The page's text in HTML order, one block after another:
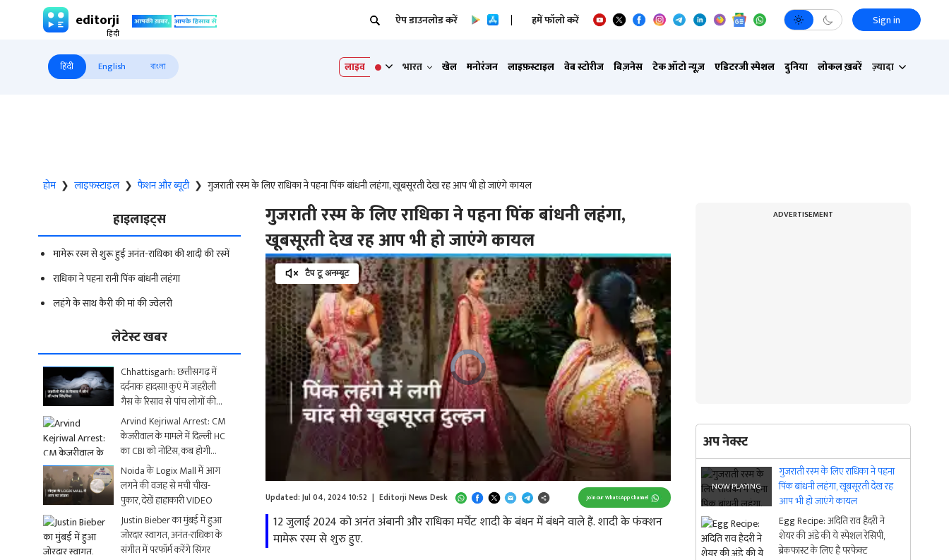
editorji ऐप डाउनलोड करें हमें फॉलो करें Sign in
हिंदी English বাংলা लाइव भारत खेल मनोरंजन लाइफ़स्टाइल वेब स्टोरीज बिज़नेस टेक ऑटो न्यूज़ एडिटरजी स्पेशल दुनिया लोकल ख़बरें ज़्यादा
होम ❯ लाइफ़स्टाइल ❯ फैशन और ब्यूटी ❯ गुजराती रस्म के लिए राधिका ने पहना पिंक बांधनी लहंगा, खूबसूरती देख रह आप भी हो जाएंगे कायल
हाइलाइट्स
मामेरू रस्म से शुरू हुई अनंत-राधिका की शादी की रस्में
राधिका ने पहना रानी पिंक बांधनी लहंगा
लहंगे के साथ कैरी की मां की ज्वेलरी
लेटेस्ट खबर
Chhattisgarh: छत्तीसगढ़ में
दर्दनाक हादसा! कुएं में जहरीली
गैस के रिसाव से पांच लोगों की
मौत
Arvind Kejriwal Arrest: CM
केजरीवाल के मामले में दिल्ली HC
का CBI को नोटिस, कब होगी
अगली सुनवाई?
Noida के Logix Mall में आग
लगने की वजह से मची चीख-
पुकार, देखें हाहाकारी VIDEO
Justin Bieber का मुंबई में हुआ
जोरदार स्वागत, अनंत-राधिका के
संगीत में परफॉर्म करेंगे सिंगर
गुजराती रस्म के लिए राधिका ने पहना पिंक बांधनी लहंगा,
खूबसूरती देख रह आप भी हो जाएंगे कायल
12 जुलाई 2024 को अनंत अंबानी और राधिका मर्चेंट शादी के बंधन में बंधने वाले हैं. शादी के फंक्शन
मामेरू रस्म से शुरु हुए.
Updated: Jul 04, 2024 10:52 | Editorji News Desk Join our WhatsApp Channel
टैप टू अनम्यूट
Video
Player
is
loading.
ADVERTISEMENT
अप नेक्स्ट
गुजराती रस्म के लिए राधिका ने पहना
पिंक बांधनी लहंगा, खूबसूरती देख रह
आप भी हो जाएंगे कायल
Egg Recipe: अदिति राव हैदरी ने
शेयर की अंडे की ये स्पेशल रेसिपी,
ब्रेकफास्ट के लिए है परफेक्ट